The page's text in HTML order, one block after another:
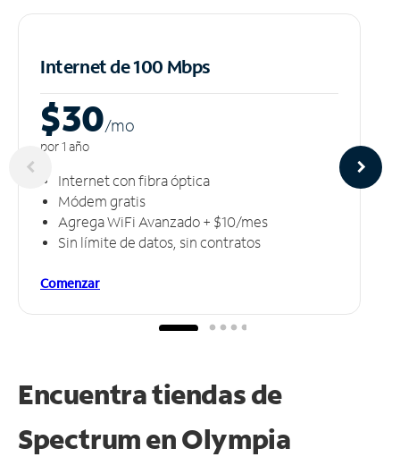
Internet de 100 Mbps
$30/mo
por 1 año
Internet con fibra óptica
Módem gratis
Agrega WiFi Avanzado + $10/mes
Sin límite de datos, sin contratos
Comenzar
Encuentra tiendas de
Spectrum enOlympia